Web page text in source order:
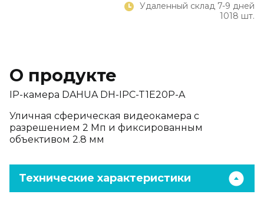
Удаленный склад 7-9 дней
1018 шт.
О продукте
IP-камера DAHUA DH-IPC-T1E20P-A
Уличная сферическая видеокамера с
разрешением 2 Мп и фиксированным
объективом 2.8 мм
Технические характеристики